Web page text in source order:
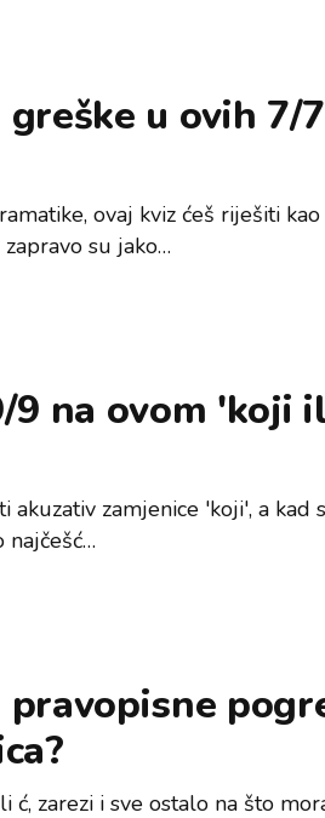
u ovih 7/7
ovaj kviz ćeš riješiti
su jako…
9 na ovom 'koji
akuzativ zamjenice 'koji', a kad
najčešć…
ć, zarezi i sve ostalo na što